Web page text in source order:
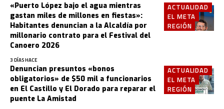
ACTUALIDAD
EL META
REGIÓN
«Puerto López bajo el agua mientras
gastan miles de millones en fiestas»:
Habitantes denuncian a la Alcaldía por
millonario contrato para el Festival del
Canoero 2026
3 DÍAS HACE
ACTUALIDAD
EL META
REGIÓN
Denuncian presuntos «bonos
obligatorios» de $50 mil a funcionarios
en El Castillo y El Dorado para reparar el
puente La Amistad